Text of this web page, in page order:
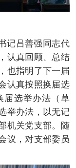
记吕善强同志代
认真回顾、总结
也指明了下一届
认真按照换届选
届选举办法（草
举办法，以无记
机关党支部。随
议，对支部委员